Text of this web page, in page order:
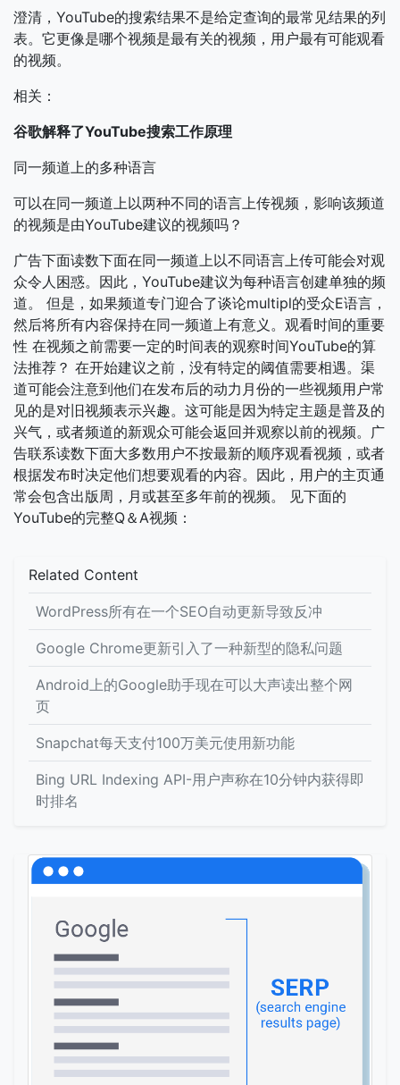
澄清，YouTube的搜索结果不是给定查询的最常见结果的列
表。它更像是哪个视频是最有关的视频，用户最有可能观看
的视频。
相关：
谷歌解释了YouTube搜索工作原理
同一频道上的多种语言
可以在同一频道上以两种不同的语言上传视频，影响该频道
的视频是由YouTube建议的视频吗？
广告下面读数下面在同一频道上以不同语言上传可能会对观
众令人困惑。因此，YouTube建议为每种语言创建单独的频
道。 但是，如果频道专门迎合了谈论multipl的受众E语言，
然后将所有内容保持在同一频道上有意义。观看时间的重要
性 在视频之前需要一定的时间表的观察时间YouTube的算
法推荐？ 在开始建议之前，没有特定的阈值需要相遇。渠
道可能会注意到他们在发布后的动力月份的一些视频用户常
见的是对旧视频表示兴趣。这可能是因为特定主题是普及的
兴气，或者频道的新观众可能会返回并观察以前的视频。广
告联系读数下面大多数用户不按最新的顺序观看视频，或者
根据发布时决定他们想要观看的内容。因此，用户的主页通
常会包含出版周，月或甚至多年前的视频。 见下面的
YouTube的完整Q＆A视频：
Related Content
WordPress所有在一个SEO自动更新导致反冲
Google Chrome更新引入了一种新型的隐私问题
Android上的Google助手现在可以大声读出整个网
页
Snapchat每天支付100万美元使用新功能
Bing URL Indexing API-用户声称在10分钟内获得即
时排名